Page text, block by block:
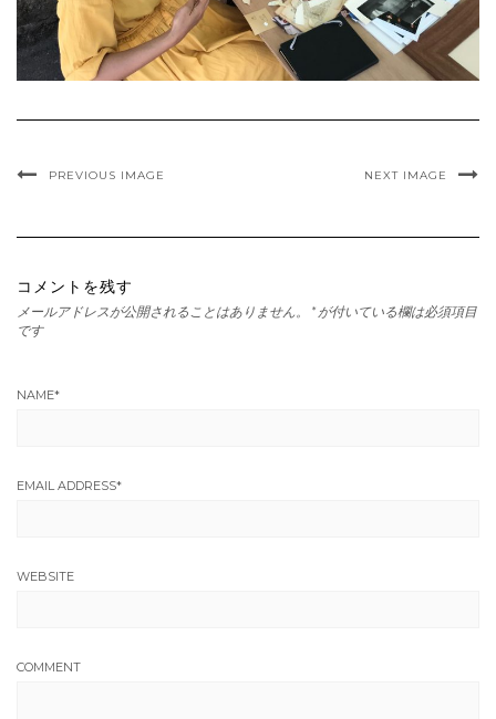
PREVIOUS IMAGE NEXT IMAGE
コメントを残す
メールアドレスが公開されることはありません。 * が付いている欄は必須項目
です
NAME*
EMAIL ADDRESS*
WEBSITE
COMMENT